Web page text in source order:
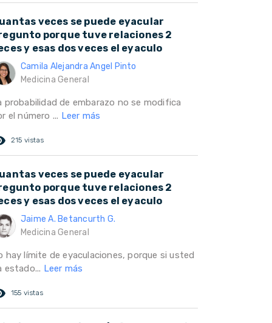
veces se puede eyacular
porque tuve relaciones 2
y esas dos veces el eyaculo
Camila Alejandra Angel Pinto
Medicina General
probabilidad de embarazo no se modifica
el número ... Leer más
215 vistas
veces se puede eyacular
porque tuve relaciones 2
y esas dos veces el eyaculo
Jaime A. Betancurth G.
Medicina General
hay límite de eyaculaciones, porque si usted
estado... Leer más
155 vistas